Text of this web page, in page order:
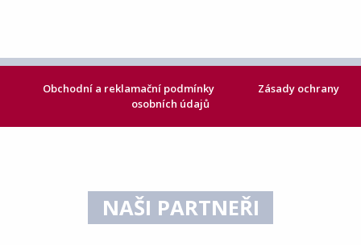
Obchodní a reklamační podmínky
Zásady ochrany
osobních údajů
NAŠI PARTNEŘI